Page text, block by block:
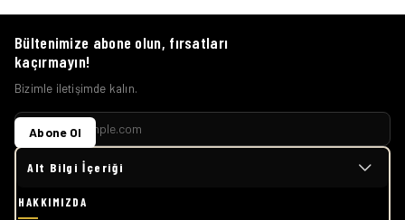
Alt Bilgi İçeriği
Bültenimize abone olun, fırsatları
kaçırmayın!
Bizimle iletişimde kalın.
Abone Ol